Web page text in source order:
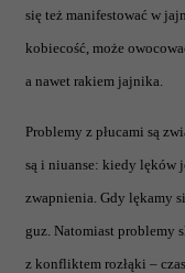
się też manifestować w
kobiecość, może
a nawet rakiem jajnika.
Problemy z płucami są
są i niuanse: kiedy lęków
zwapnienia. Gdy lękamy
guz. Natomiast problemy
z konfliktem rozłąki –